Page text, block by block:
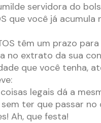
servidora do
que você já
têm um prazo
no extrato da sua
que você tenha,
legais dá a
ter que passar no
Ah, que festa!